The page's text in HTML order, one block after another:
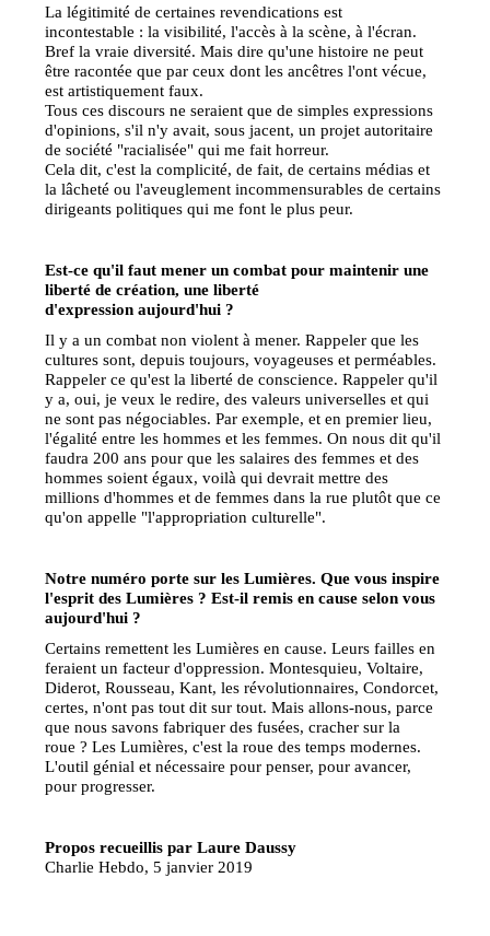
La légitimité de certaines revendications est
incontestable : la visibilité, l'accès à la scène, à l'écran.
Bref la vraie diversité. Mais dire qu'une histoire ne peut
être racontée que par ceux dont les ancêtres l'ont vécue,
est artistiquement faux.
Tous ces discours ne seraient que de simples expressions
d'opinions, s'il n'y avait, sous jacent, un projet autoritaire
de société "racialisée" qui me fait horreur.
Cela dit, c'est la complicité, de fait, de certains médias et
la lâcheté ou l'aveuglement incommensurables de certains
dirigeants politiques qui me font le plus peur.
Est-ce qu'il faut mener un combat pour maintenir une
liberté de création, une liberté
d'expression aujourd'hui ?
Il y a un combat non violent à mener. Rappeler que les
cultures sont, depuis toujours, voyageuses et perméables.
Rappeler ce qu'est la liberté de conscience. Rappeler qu'il
y a, oui, je veux le redire, des valeurs universelles et qui
ne sont pas négociables. Par exemple, et en premier lieu,
l'égalité entre les hommes et les femmes. On nous dit qu'il
faudra 200 ans pour que les salaires des femmes et des
hommes soient égaux, voilà qui devrait mettre des
millions d'hommes et de femmes dans la rue plutôt que ce
qu'on appelle "l'appropriation culturelle".
Notre numéro porte sur les Lumières. Que vous inspire
l'esprit des Lumières ? Est-il remis en cause selon vous
aujourd'hui ?
Certains remettent les Lumières en cause. Leurs failles en
feraient un facteur d'oppression. Montesquieu, Voltaire,
Diderot, Rousseau, Kant, les révolutionnaires, Condorcet,
certes, n'ont pas tout dit sur tout. Mais allons-nous, parce
que nous savons fabriquer des fusées, cracher sur la
roue ? Les Lumières, c'est la roue des temps modernes.
L'outil génial et nécessaire pour penser, pour avancer,
pour progresser.
Propos recueillis par Laure Daussy
Charlie Hebdo, 5 janvier 2019